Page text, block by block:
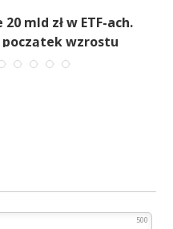
mld zł w ETF-ach.
wzrostu
500